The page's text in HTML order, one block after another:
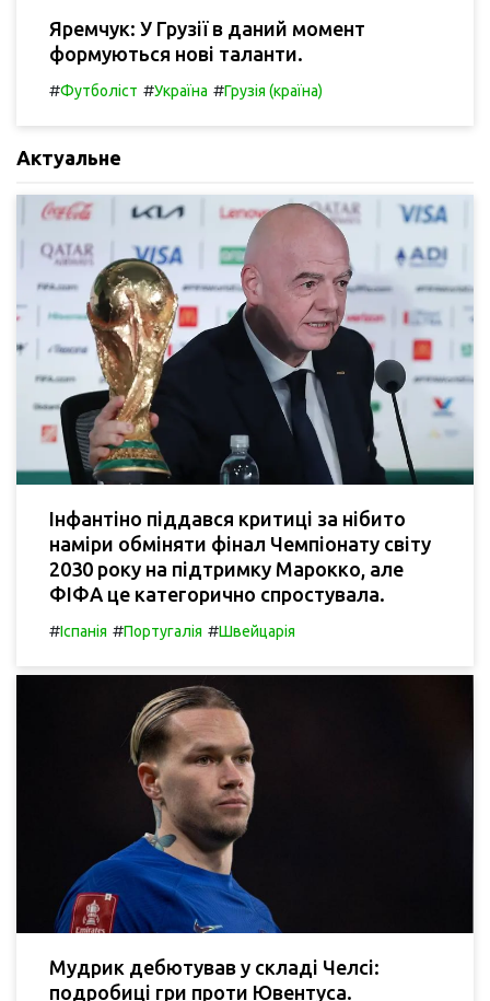
Яремчук: У Грузії в даний момент
формуються нові таланти.
#Футболіст #Україна #Грузія (країна)
Актуальне
Інфантіно піддався критиці за нібито
наміри обміняти фінал Чемпіонату світу
2030 року на підтримку Марокко, але
ФІФА це категорично спростувала.
#Іспанія #Португалія #Швейцарія
Мудрик дебютував у складі Челсі:
подробиці гри проти Ювентуса.